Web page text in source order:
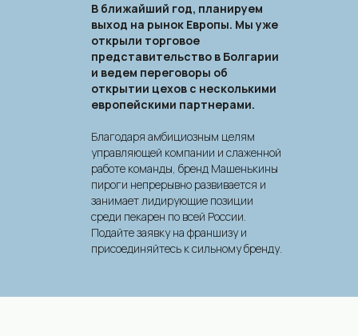
В ближайший год, планируем
выход на рынок Европы. Мы уже
открыли торговое
представительство в Болгарии
и ведем переговоры об
открытии цехов с несколькими
европейскими партнерами.
Благодаря амбициозным целям
управляющей компании и слаженной
работе команды, бренд Машенькины
пироги непрерывно развивается и
занимает лидирующие позиции
среди пекарен по всей России.
Подайте заявку на франшизу и
присоединяйтесь к сильному бренду.
ПЕРЕЙТИ НА САЙТ С
Первый формат